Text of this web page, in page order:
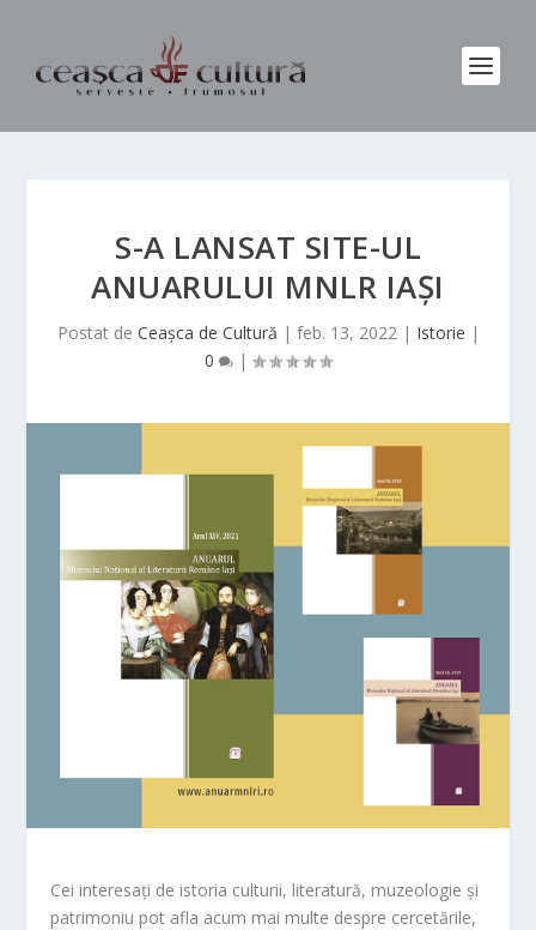
S-A LANSAT SITE-UL
ANUARULUI MNLR IAȘI
Postat de Ceașca de Cultură | feb. 13, 2022| Istorie |
0
|
Cei interesați de istoria culturii, literatură, muzeologie și
patrimoniu pot afla acum mai multe despre cercetările,